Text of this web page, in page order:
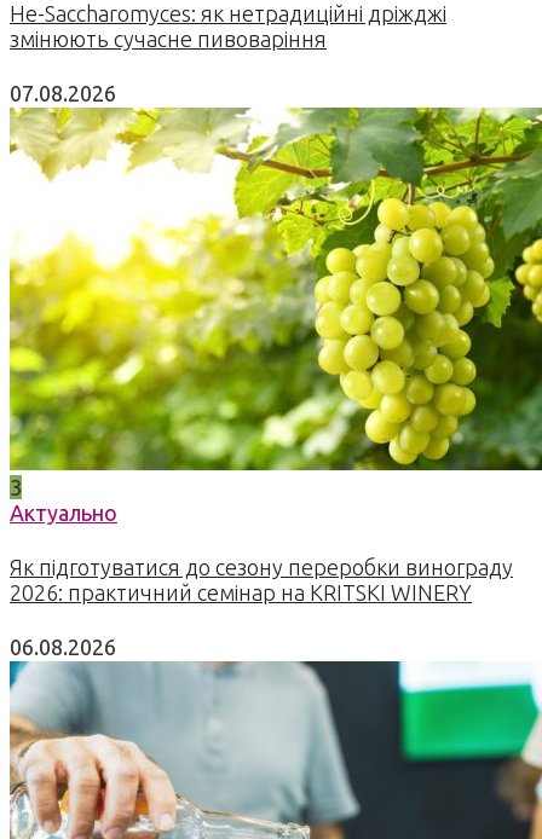
Не-Saccharomyces: як нетрадиційні дріжджі
змінюють сучасне пивоваріння
07.08.2026
3
Актуально
Як підготуватися до сезону переробки винограду
2026: практичний семінар на KRITSKI WINERY
06.08.2026